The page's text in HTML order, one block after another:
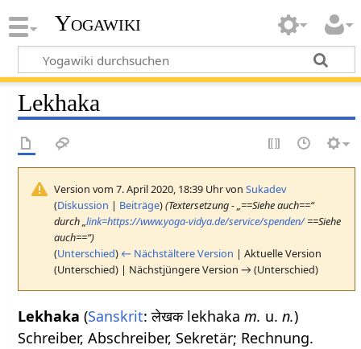
Yogawiki
Lekhaka
Version vom 7. April 2020, 18:39 Uhr vonSukadev
(Diskussion | Beiträge)(Textersetzung - „==Siehe auch==“
durch „link=https://www.yoga-vidya.de/service/spenden/==Siehe
auch==“)
(Unterschied) ← Nächstältere Version | Aktuelle Version
(Unterschied) | Nächstjüngere Version → (Unterschied)
Lekhaka (Sanskrit: लेखक lekhakam. u.n.)
Schreiber, Abschreiber, Sekretär; Rechnung.